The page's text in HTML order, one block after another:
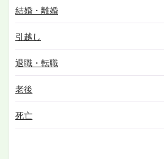
結婚・離婚
引越し
退職・転職
老後
死亡